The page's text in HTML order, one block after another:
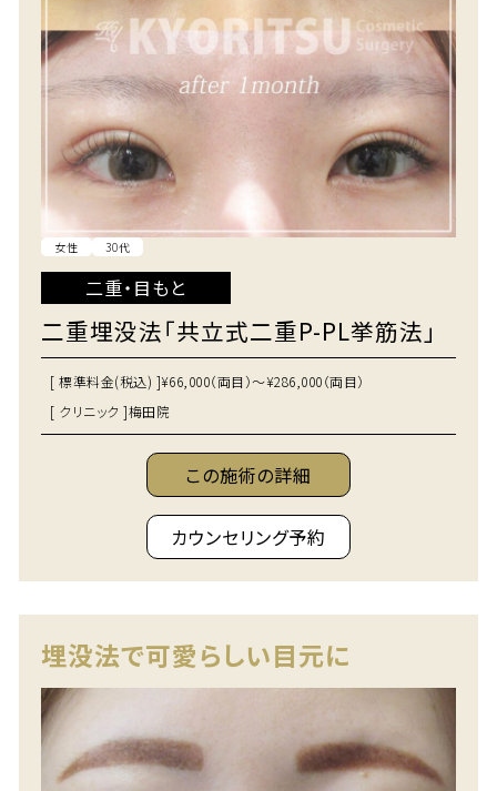
女性 30代
二重・目もと
二重埋没法「共立式二重P-PL挙筋法」
[ 標準料金(税込) ]¥66,000（両目）～¥286,000（両目）
[ クリニック ]梅田院
この施術の詳細
カウンセリング予約
埋没法で可愛らしい目元に